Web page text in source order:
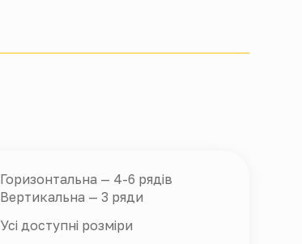
Горизонтальна — 4-6 рядів
Вертикальна — 3 ряди
Усі доступні розміри